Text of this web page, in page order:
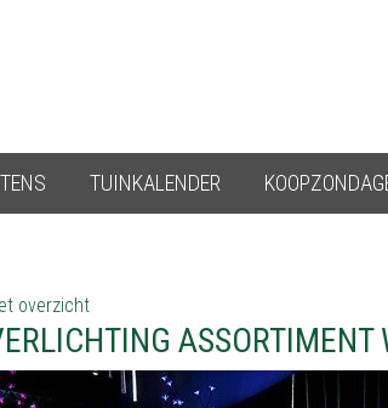
TUINKALENDER
overzicht
ASSORTIMENT